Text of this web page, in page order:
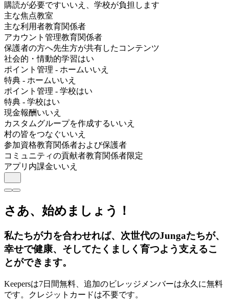
購読が必要ですいいえ、学校が負担します
主な焦点教室
主な利用者教育関係者
アカウント管理教育関係者
保護者の方へ先生方が共有したコンテンツ
社会的・情動的学習はい
ポイント管理 - ホームいいえ
特典 - ホームいいえ
ポイント管理 - 学校はい
特典 - 学校はい
現金報酬いいえ
カスタムグループを作成するいいえ
村の皆をつなぐいいえ
参加資格教育関係者および保護者
コミュニティの貢献者教育関係者限定
アプリ内課金いいえ
さあ、始めましょう！
私たちが力を合わせれば、次世代のJungaたちが、
幸せで健康、そしてたくましく育つよう支えるこ
とができます。
Keepersは7日間無料、追加のビレッジメンバーは永久に無料
です。クレジットカードは不要です。